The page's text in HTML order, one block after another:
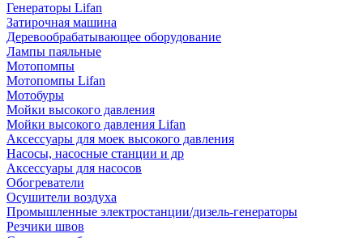
Генераторы Lifan
Затирочная машина
Деревообрабатывающее оборудование
Лампы паяльные
Мотопомпы
Мотопомпы Lifan
Мотобуры
Мойки высокого давления
Мойки высокого давления Lifan
Аксессуары для моек высокого давления
Насосы, насосные станции и др
Аксессуары для насосов
Обогреватели
Осушители воздуха
Промышленные электростанции/дизель-генераторы
Резчики швов